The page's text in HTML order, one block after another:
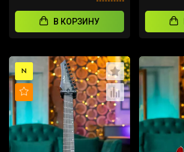
В КОРЗИНУ
НОВИНКА
ХИТ